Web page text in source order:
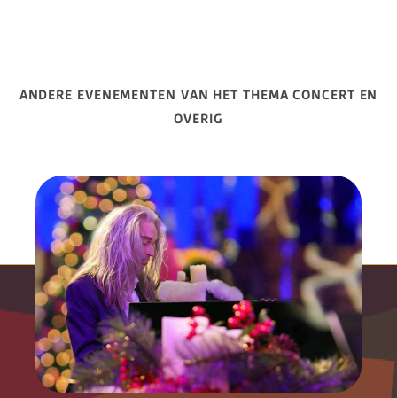
ANDERE EVENEMENTEN VAN HET THEMA CONCERT EN
OVERIG